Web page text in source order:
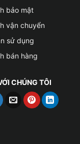
sợi
màu giống với bề
kém sang, tuổi
bảo mật
vận chuyển
sử dụng
bán hàng
CHÚNG TÔI